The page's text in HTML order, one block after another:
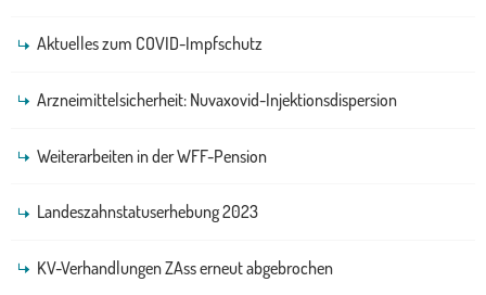
Aktuelles zum COVID-Impfschutz
Arzneimittelsicherheit: Nuvaxovid-Injektionsdispersion
Weiterarbeiten in der WFF-Pension
Landeszahnstatuserhebung 2023
KV-Verhandlungen ZAss erneut abgebrochen